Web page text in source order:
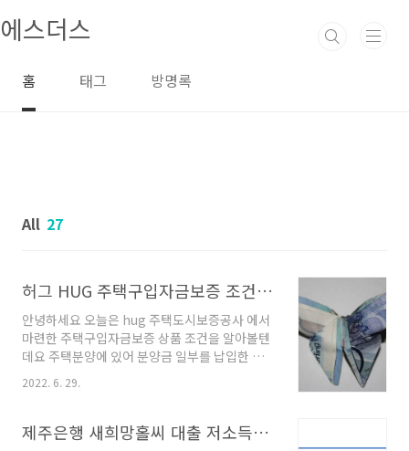
에스더스
홈 태그 방명록
All 27
허그 HUG 주택구입자금보증 조건 안내
안녕하세요 오늘은 hug 주택도시보증공사 에서
마련한 주택구입자금보증 상품 조건을 알아볼텐
데요 주택분양에 있어 분양금 일부를 납입한 고
객이 주택자금을 여유롭고 안전하게 상환하게끔
도와주도록 보증을 해주는 보증서를 발급하는 상
신청대상 아래의 주택의 분양계약 체결후 분양대
2022. 6. 29.
제주은행 새희망홀씨 대출 저소득자 서민대상 한도조건